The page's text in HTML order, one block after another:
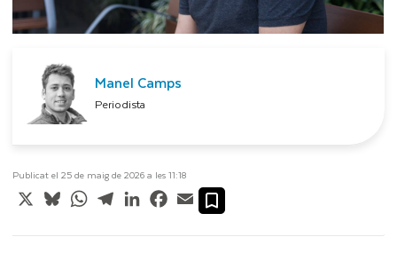
Manel Camps
Periodista
Publicat el 25 de maig de 2026 a les 11:18
X BlueskyWhatsApp
TelegramLinkedInFacebook
Email